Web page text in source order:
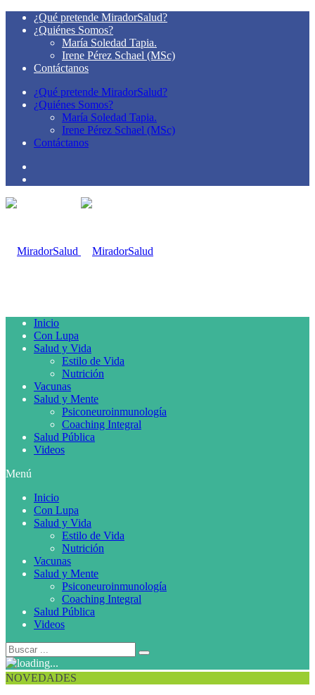
¿Qué pretende MiradorSalud?
¿Quiénes Somos?
María Soledad Tapia.
Irene Pérez Schael (MSc)
Contáctanos
¿Qué pretende MiradorSalud?
¿Quiénes Somos?
María Soledad Tapia.
Irene Pérez Schael (MSc)
Contáctanos
Inicio
Con Lupa
Salud y Vida
Estilo de Vida
Nutrición
Vacunas
Salud y Mente
Psiconeuroinmunología
Coaching Integral
Salud Pública
Videos
Menú
Inicio
Con Lupa
Salud y Vida
Estilo de Vida
Nutrición
Vacunas
Salud y Mente
Psiconeuroinmunología
Coaching Integral
Salud Pública
Videos
NOVEDADES